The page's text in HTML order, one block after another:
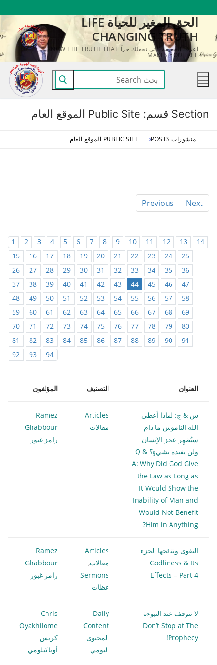
المحتوى
الحق المغير للحياة LIFE
CHANGING TRUTH
اعرف الحقيقة التي تجعلك حراً KNOW THE TRUTH THAT
MAKES YOU FREE
البحث
عن:
Section قسم: Public Site الموقع العام
منشورات POSTS PUBLIC SITE الموقع العام
Previous Next
1 2 3 4 5 6 7 8 9 10 11 12 13
14
15
16 17 18 19 20 21 22 23 24
25
26
27 28 29 30 31 32 33 34 35
36
37
38 39 40 41 42 43 44 45 46
47
48
49 50 51 52 53 54 55 56 57
58
59
60 61 62 63 64 65 66 67 68
69
70
71 72 73 74 75 76 77 78 79
80
81
82 83 84 85 86 87 88 89 90
91
92
93 94
العنوان التصنيف المؤلفون
س & ج: لماذا أعطى
الله الناموس ما دام
سيُظهِر عجز الإنسان
ولن يفيده بشيءٍ؟ Q &
A: Why Did God Give
the Law as Long as
It Would Show the
Inability of Man and
Would Not Benefit
Him in Anything?
Articles
مقالات
Ramez
Ghabbour
رامز غبور
التقوى ونتائجها الجزء
Godliness & Its
Effects – Part 4
Articles
مقالات,
Sermons
عظات
Ramez
Ghabbour
رامز غبور
لا تتوقف عند النبوءة
Don’t Stop at The
Prophecy!
Daily
Content
المحتوى
اليومي
Chris
Oyakhilome
كريس
أوياكيلومي